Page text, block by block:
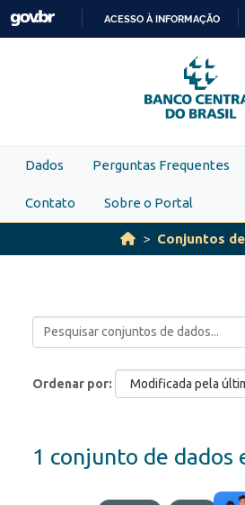
Skip to main content
PARA
O
ACESSO À INFORMAÇÃO
Dados Perguntas Frequentes
Contato Sobre o Portal
Conjuntos
Ordenar por
1 conjunto de dados